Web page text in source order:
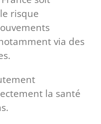
risque
via des
la santé